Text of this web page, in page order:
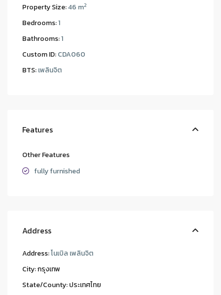
Property Size:46 m2
Bedrooms:1
Bathrooms:1
Custom ID:CDA060
BTS:เพลินจิต
Features
Other Features
fully furnished
Address
Address:โนเบิล เพลินจิต
City:กรุงเทพ
State/County:ประเทศไทย